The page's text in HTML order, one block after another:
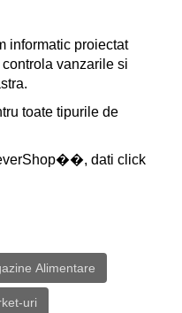
informatic proiectat
vanzarile si
toate tipurile de
dati click
Alimentare
uri